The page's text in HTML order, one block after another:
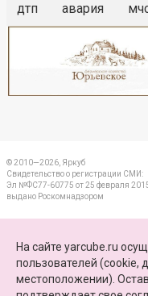
дтп авария
© 2010—2026, Яркуб
Свидетельство о регистрации СМИ:
Эл №ФС77-60775 от 25 февраля 2015
выдано Роскомнадзором
ПАРТНЕРЫ
На сайте yarcube.ru
пользователей (cookie,
местоположении).